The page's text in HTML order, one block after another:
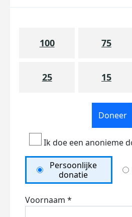
100 75
25 15
Doneer
Ik doe een anonieme
Persoonlijke
donatie
Voornaam *